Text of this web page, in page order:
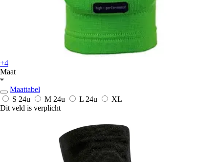
+4
Maat
*
Maattabel
S 24u M 24u L 24u
XL
Dit veld is verplicht